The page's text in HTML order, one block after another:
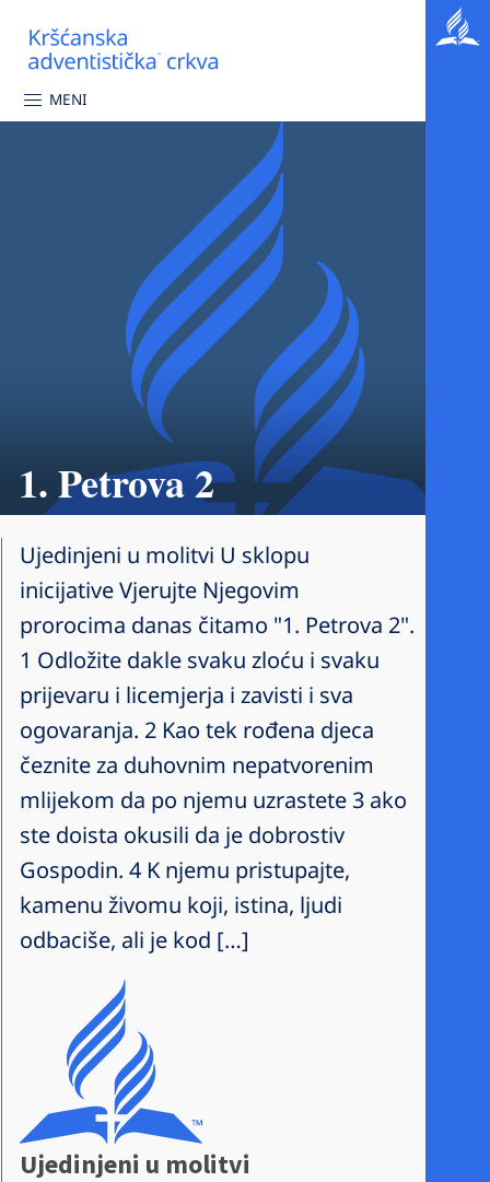
MENI
1. Petrova 2
Ujedinjeni u molitvi U sklopu
inicijative Vjerujte Njegovim
prorocima danas čitamo "1. Petrova 2".
1 Odložite dakle svaku zloću i svaku
prijevaru i licemjerja i zavisti i sva
ogovaranja. 2 Kao tek rođena djeca
čeznite za duhovnim nepatvorenim
mlijekom da po njemu uzrastete 3 ako
ste doista okusili da je dobrostiv
Gospodin. 4 K njemu pristupajte,
kamenu živomu koji, istina, ljudi
odbaciše, ali je kod […]
Ujedinjeni u molitvi